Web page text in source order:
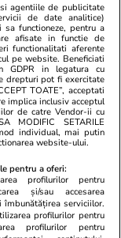
Exclusiv
29 iul.
agentiile de publicitate
de date analitice)
functioneze, pentru a
afisate in functie de
functionalitati aferente
pe website. Beneficiati
GDPR in legatura cu
drepturi pot fi exercitate
TOATE”, acceptati
implica inclusiv acceptul
de catre Vendor-ii cu
MODIFIC SETARILE
individual, mai putin
website-ului.
pentru a oferi:
profilurilor pentru
și/sau accesarea
îmbunătățirea serviciilor.
profilurilor pentru
profilurilor pentru